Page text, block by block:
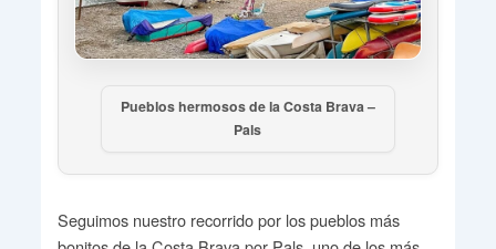
Pueblos hermosos de la Costa Brava –
Pals
Seguimos nuestro recorrido por los pueblos más